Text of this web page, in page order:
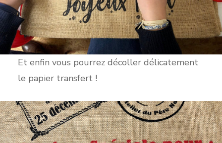
Et enfin vous pourrez décoller délicatement
le papier transfert !